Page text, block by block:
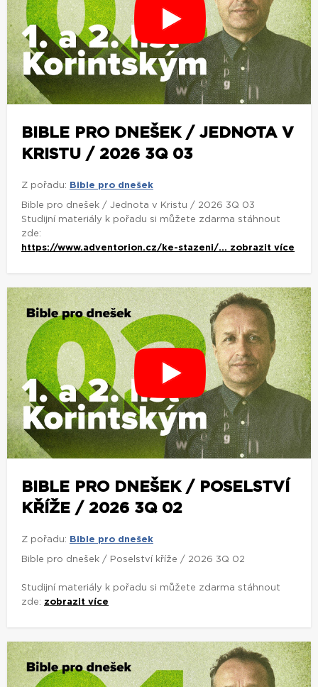
BIBLE PRO DNEŠEK / JEDNOTA V
KRISTU / 2026 3Q 03
Z pořadu: Bible pro dnešek
Bible pro dnešek / Jednota v Kristu / 2026 3Q 03
Studijní materiály k pořadu si můžete zdarma stáhnout
zde:
https://www.adventorion.cz/ke-stazeni/... zobrazit více
BIBLE PRO DNEŠEK / POSELSTVÍ
KŘÍŽE / 2026 3Q 02
Z pořadu: Bible pro dnešek
Bible pro dnešek / Poselství kříže / 2026 3Q 02
Studijní materiály k pořadu si můžete zdarma stáhnout
zde: zobrazit více